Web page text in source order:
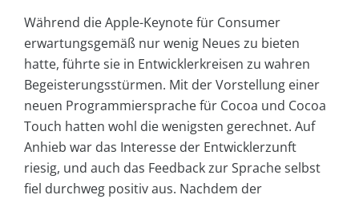
Während die Apple-Keynote für Consumer
erwartungsgemäß nur wenig Neues zu bieten
hatte, führte sie in Entwicklerkreisen zu wahren
Begeisterungsstürmen. Mit der Vorstellung einer
neuen Programmiersprache für Cocoa und Cocoa
Touch hatten wohl die wenigsten gerechnet. Auf
Anhieb war das Interesse der Entwicklerzunft
riesig, und auch das Feedback zur Sprache selbst
fiel durchweg positiv aus. Nachdem der